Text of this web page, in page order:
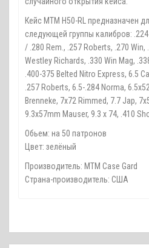
Кейс MTM H50-RL предназначен
следующей группы калибров: .224
/ .280 Rem., .257 Roberts, .270 Win,
Westley Richards, .330 Win Mag,
.400-375 Belted Nitro Express, 6.5
.257 Roberts, 6.5-.284 Norma,
Brenneke, 7x72 Rimmed, 7.7 Jap,
9.3x57mm Mauser, 9.3 x 74, .410
Обьем: на 50 патронов
Цвет: зелёный
Производитель: MTM Case Gard
Страна-производитель: США